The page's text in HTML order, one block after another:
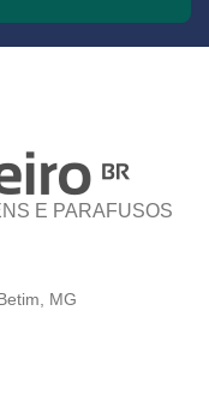
E PARAFUSOS
MG